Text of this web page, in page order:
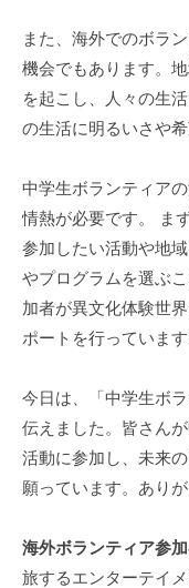
また、海外でのボラ
機会でもあります。
を起こし、人々の生
の生活に明るいさや
中学生ボランティア
情熱が必要です。 ま
参加したい活動や地
やプログラムを選ぶ
加者が異文化体験世
ポートを行っています
今日は、「中学生ボ
伝えました。皆さん
活動に参加し、未来
願っています。あり
海外ボランティア参
旅するエンターテイ